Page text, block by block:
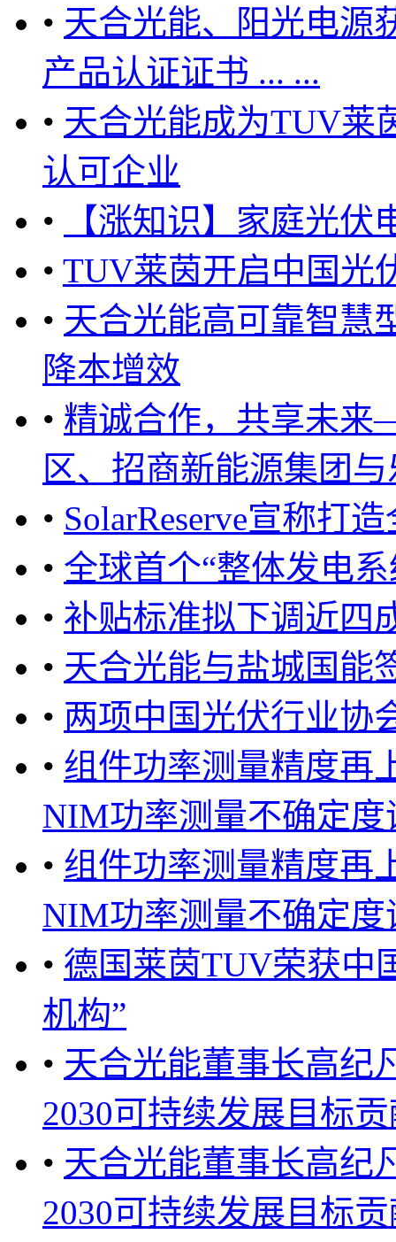
• 天合光能、阳光电源
产品认证证书 ... ...
• 天合光能成为TUV莱
认可企业
•
【涨知识】家庭光
• TUV莱茵开启中国光
• 天合光能高可靠智慧
降本增效
• 精诚合作，共享未
区、招商新能源集团
• SolarReserve宣称打
• 全球首个“整体发电
• 补贴标准拟下调近四
• 天合光能与盐城国能
• 两项中国光伏行业协
• 组件功率测量精度
NIM功率测量不确定度
• 组件功率测量精度
NIM功率测量不确定度
• 德国莱茵TUV荣获中
机构”
• 天合光能董事长高纪
2030可持续发展目标
• 天合光能董事长高纪
2030可持续发展目标